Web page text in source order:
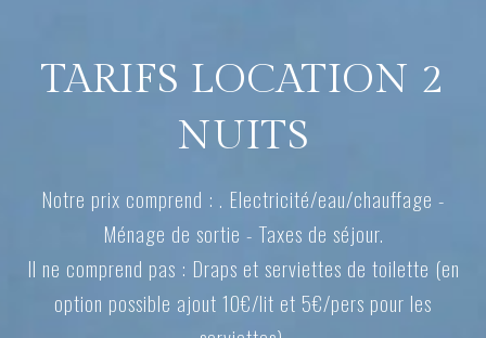
TARIFS LOCATION 2
NUITS
Notre prix comprend : . Electricité/eau/chauffage -
Ménage de sortie - Taxes de séjour.
Il ne comprend pas : Draps et serviettes de toilette (en
option possible ajout 10€/lit et 5€/pers pour les